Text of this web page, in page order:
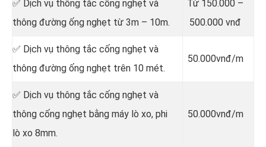
✅ Dịch vụ thông tắc cống nghẹt và
thông đường ống nghẹt từ 3m – 10m.
Từ 150.000 –
500.000 vnđ
✅ Dịch vụ thông tắc cống nghẹt và
thông đường ống nghẹt trên 10 mét.
50.000vnđ/m
✅ Dịch vụ thông tắc cống nghẹt và
thông cống nghẹt bằng máy lò xo, phi
lò xo 8mm.
50.000vnđ/m